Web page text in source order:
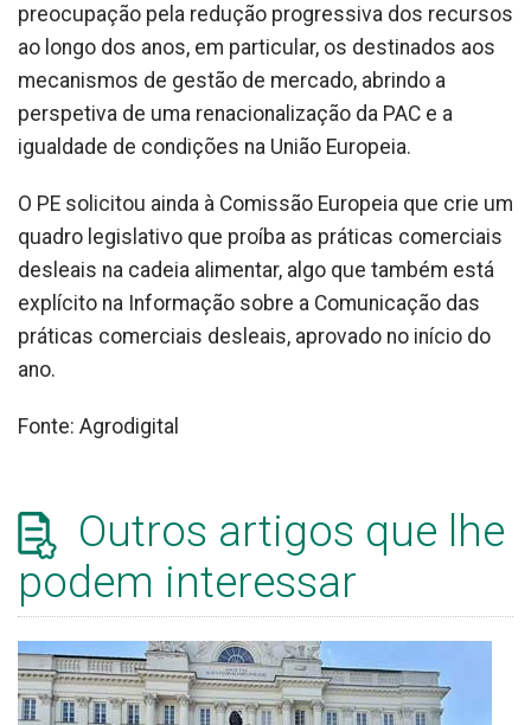
preocupação pela redução progressiva dos recursos
ao longo dos anos, em particular, os destinados aos
mecanismos de gestão de mercado, abrindo a
perspetiva de uma renacionalização da PAC e a
igualdade de condições na União Europeia.
O PE solicitou ainda à Comissão Europeia que crie um
quadro legislativo que proíba as práticas comerciais
desleais na cadeia alimentar, algo que também está
explícito na Informação sobre a Comunicação das
práticas comerciais desleais, aprovado no início do
ano.
Fonte: Agrodigital
Outros artigos que lhe
podem interessar